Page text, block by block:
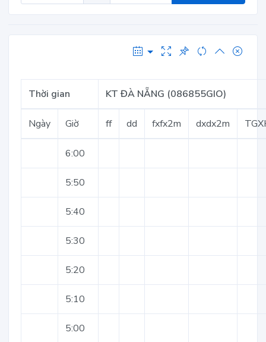
Thời gian KT ĐÀ NẴNG (086855GIO)
Ngày Giờ ff dd fxfx2m dxdx2m
6:00
5:50
5:40
5:30
5:20
5:10
5:00